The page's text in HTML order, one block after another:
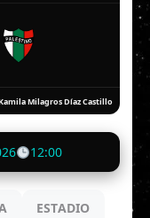
Milagros Díaz Castillo
12:00
ESTADIO